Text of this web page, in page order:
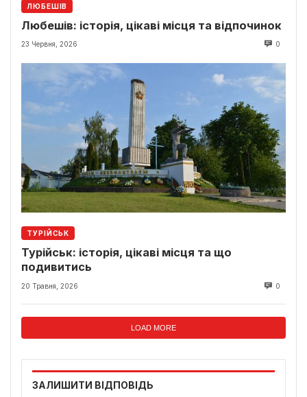
ЛЮБЕШІВ
Любешів: історія, цікаві місця та відпочинок
23 Червня, 2026 0
ТУРІЙСЬК
Турійськ: історія, цікаві місця та що
подивитись
20 Травня, 2026 0
LOAD MORE
ЗАЛИШИТИ ВІДПОВІДЬ